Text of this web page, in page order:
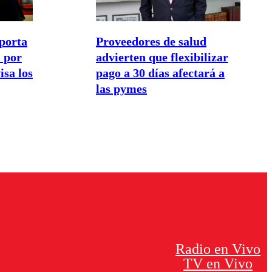
por
los
Proveedores de salud
advierten que flexibilizar
pago a 30 días afectará a
las pymes
Radio en Vivo
TV en Vivo